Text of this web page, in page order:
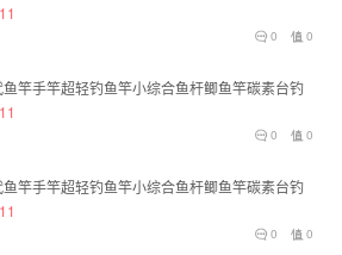
0
0
竿手竿超轻钓鱼竿小综合鱼杆鲫鱼竿碳素台钓
0
0
竿手竿超轻钓鱼竿小综合鱼杆鲫鱼竿碳素台钓
0
0